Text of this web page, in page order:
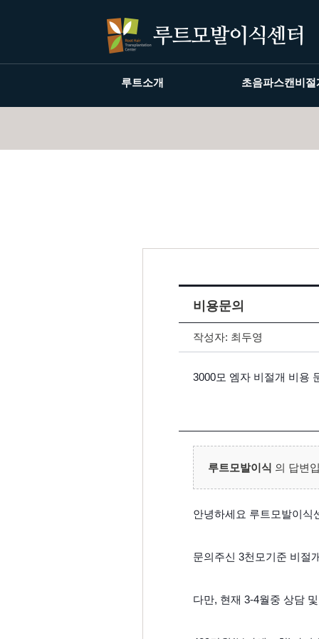
루트소개 초음파스캔비절
비용문의
작성자: 최두영
3000모 엠자 비절개 비용
루트모발이식 의 답변
안녕하세요 루트모발이식
문의주신 3천모기준 비절
다만, 현재 3-4월중 상담